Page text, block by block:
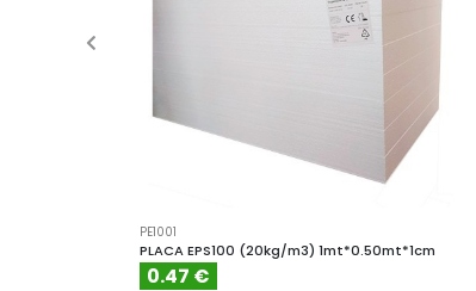
PE1001
PLACA EPS100 (20kg/m3) 1mt*0.50mt*1cm
0.47 €